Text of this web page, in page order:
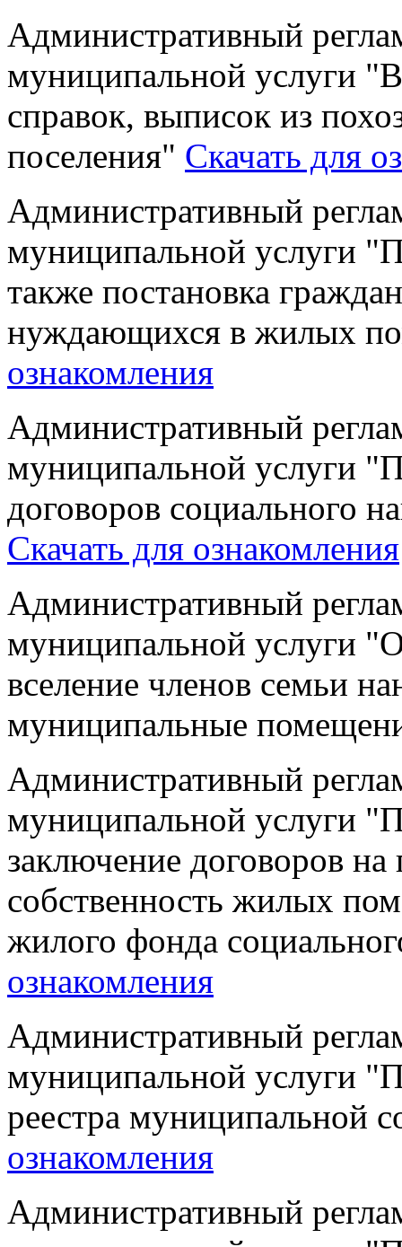
Административный
муниципальной услуги
справок, выписок из
поселения" Скачать для
Административный
муниципальной услуги
также постановка
нуждающихся в жилых
ознакомления
Административный
муниципальной услуги
договоров социального
Скачать для ознакомления
Административный
муниципальной услуги
вселение членов семьи
муниципальные
Административный
муниципальной услуги
заключение договоров
собственность жилых
жилого фонда
ознакомления
Административный
муниципальной услуги
реестра муниципальной
ознакомления
Административный